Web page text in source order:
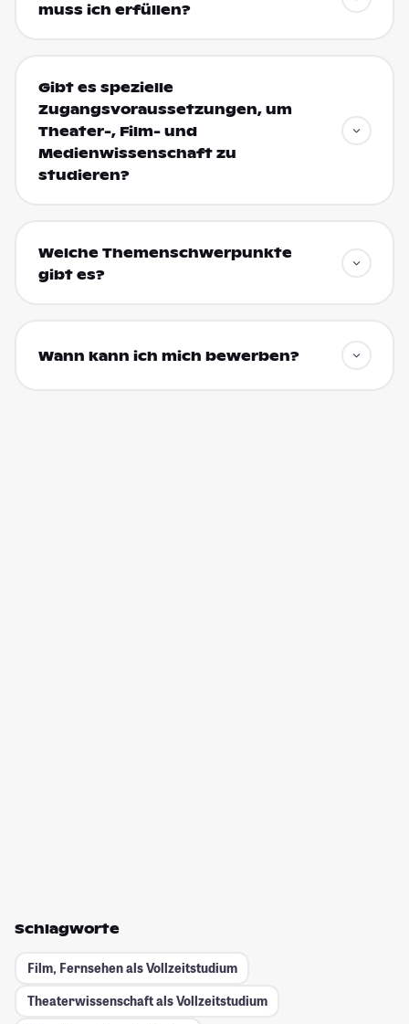
muss ich erfüllen?
Gibt es spezielle
Zugangsvoraussetzungen, um
Theater-, Film- und
Medienwissenschaft zu
studieren?
Welche Themenschwerpunkte
gibt es?
Wann kann ich mich bewerben?
Schlagworte
Film, Fernsehen als Vollzeitstudium
Theaterwissenschaft als Vollzeitstudium